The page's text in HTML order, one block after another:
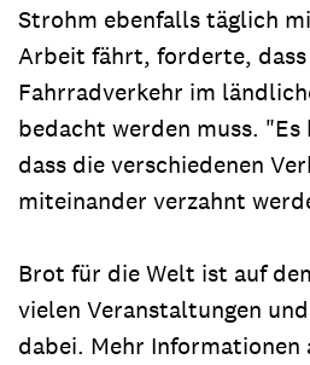
Strohm ebenfalls täglich
Arbeit fährt, forderte, dass
Fahrradverkehr im
bedacht werden muss.
dass die verschiedenen
miteinander verzahnt
Brot für die Welt ist auf
vielen Veranstaltungen
dabei. Mehr Informationen